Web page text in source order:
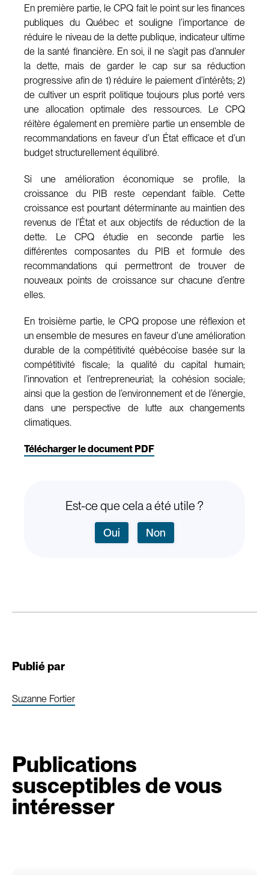
En première partie, le CPQ fait le point sur les finances
publiques du Québec et souligne l’importance de
réduire le niveau de la dette publique, indicateur ultime
de la santé financière. En soi, il ne s’agit pas d’annuler
la dette, mais de garder le cap sur sa réduction
progressive afin de 1) réduire le paiement d’intérêts; 2)
de cultiver un esprit politique toujours plus porté vers
une allocation optimale des ressources. Le CPQ
réitère également en première partie un ensemble de
recommandations en faveur d’un État efficace et d’un
budget structurellement équilibré.
Si une amélioration économique se profile, la
croissance du PIB reste cependant faible. Cette
croissance est pourtant déterminante au maintien des
revenus de l’État et aux objectifs de réduction de la
dette. Le CPQ étudie en seconde partie les
différentes composantes du PIB et formule des
recommandations qui permettront de trouver de
nouveaux points de croissance sur chacune d’entre
elles.
En troisième partie, le CPQ propose une réflexion et
un ensemble de mesures en faveur d’une amélioration
durable de la compétitivité québécoise basée sur la
compétitivité fiscale; la qualité du capital humain;
l’innovation et l’entrepreneuriat; la cohésion sociale;
ainsi que la gestion de l’environnement et de l’énergie,
dans une perspective de lutte aux changements
climatiques.
Télécharger le document PDF
Est-ce que cela a été utile ?
Oui Non
Publié par
Suzanne Fortier
Publications
susceptibles de vous
intéresser